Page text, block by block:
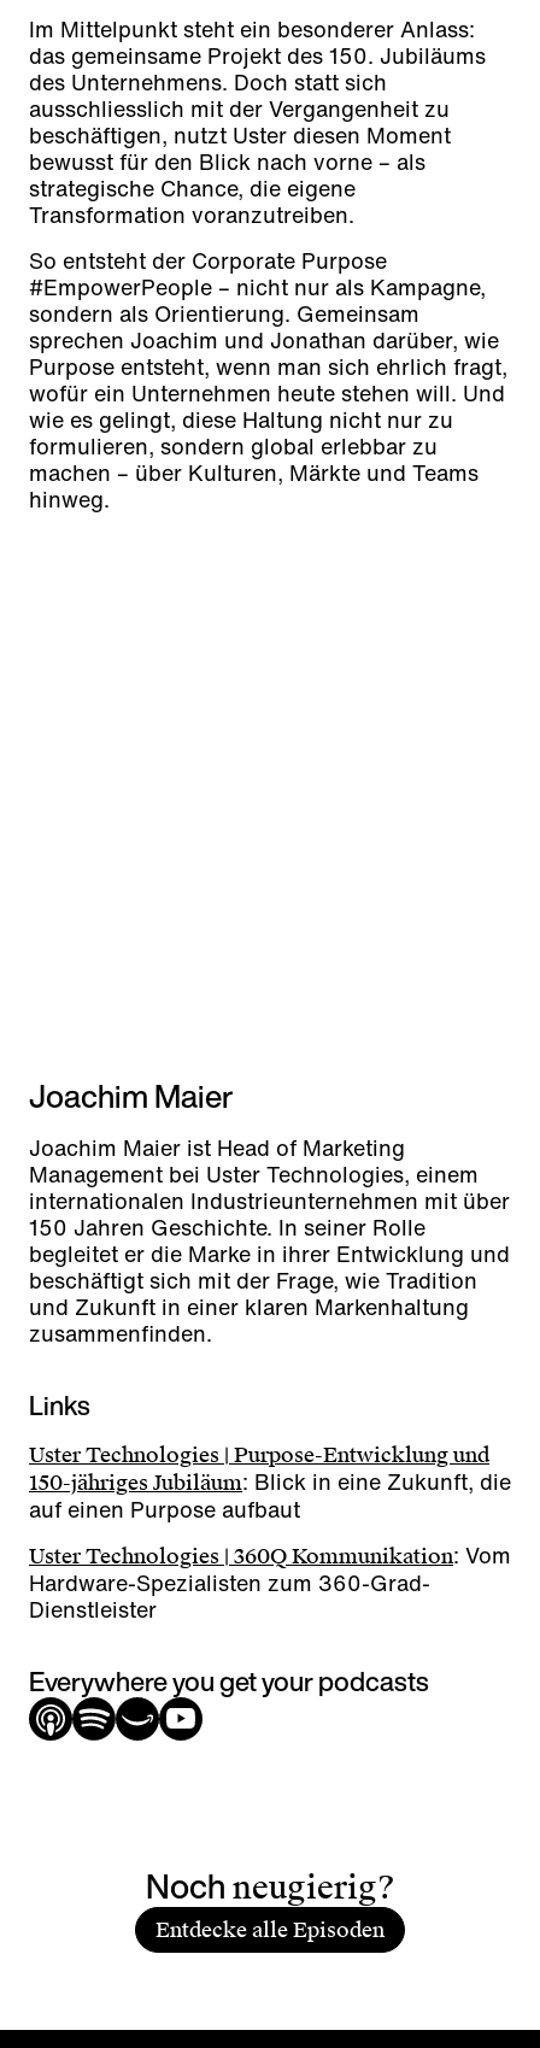
Im Mittelpunkt steht ein besonderer Anlass:
das gemeinsame Projekt des 150. Jubiläums
des Unternehmens. Doch statt sich
ausschliesslich mit der Vergangenheit zu
beschäftigen, nutzt Uster diesen Moment
bewusst für den Blick nach vorne – als
strategische Chance, die eigene
Transformation voranzutreiben.
So entsteht der Corporate Purpose
#EmpowerPeople – nicht nur als Kampagne,
sondern als Orientierung. Gemeinsam
sprechen Joachim und Jonathan darüber, wie
Purpose entsteht, wenn man sich ehrlich fragt,
wofür ein Unternehmen heute stehen will. Und
wie es gelingt, diese Haltung nicht nur zu
formulieren, sondern global erlebbar zu
machen – über Kulturen, Märkte und Teams
hinweg.
Joachim Maier
Joachim Maier ist Head of Marketing
Management bei Uster Technologies, einem
internationalen Industrieunternehmen mit über
150 Jahren Geschichte. In seiner Rolle
begleitet er die Marke in ihrer Entwicklung und
beschäftigt sich mit der Frage, wie Tradition
und Zukunft in einer klaren Markenhaltung
zusammenfinden.
Links
Uster Technologies | Purpose-Entwicklung und
150-jähriges Jubiläum: Blick in eine Zukunft, die
auf einen Purpose aufbaut
Uster Technologies | 360Q Kommunikation: Vom
Hardware-Spezialisten zum 360-Grad-
Dienstleister
Everywhere you get your podcasts
Noch neugierig?
Entdecke alle Episoden